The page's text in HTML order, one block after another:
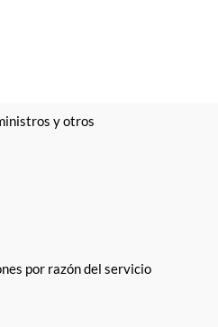
y otros
por razón del servicio